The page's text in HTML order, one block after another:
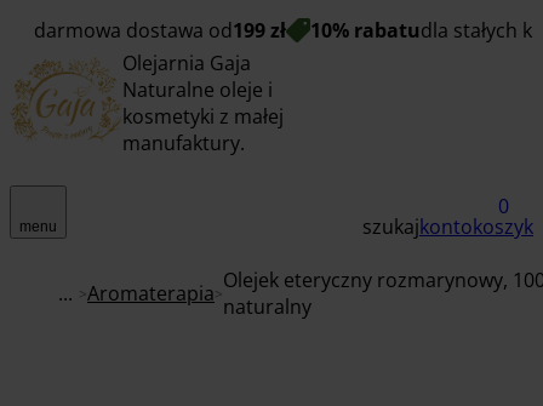
darmowa dostawa od199 zł 10% rabatudla stałych
Olejarnia Gaja
Naturalne oleje i
kosmetyki z małej
manufaktury.
menu szukajkonto
0
koszyk
... Aromaterapia Olejek eteryczny rozmarynowy,
naturalny